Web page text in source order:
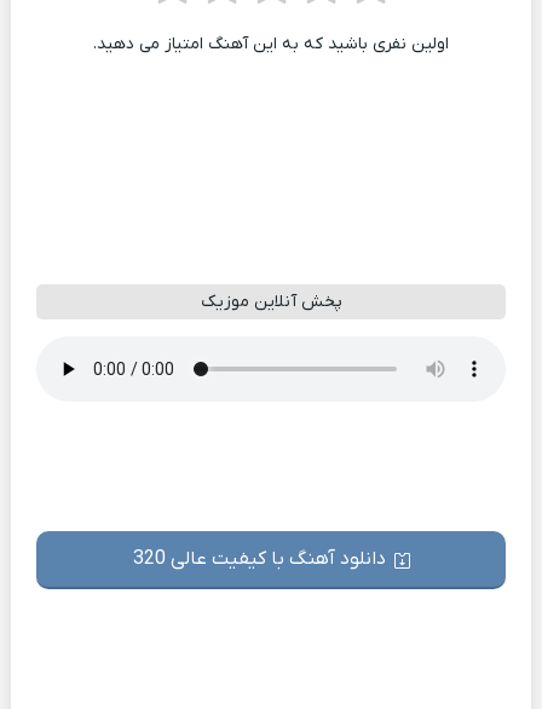
اولین نفری باشید که به این آهنگ امتیاز می دهید.
پخش آنلاین موزیک
دانلود آهنگ با کیفیت عالی 320